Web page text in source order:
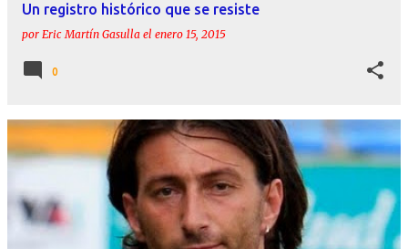
Un registro histórico que se resiste
por Eric Martín Gasulla el enero 15, 2015
0